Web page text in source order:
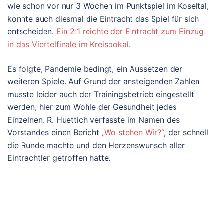
wie schon vor nur 3 Wochen im Punktspiel im Koseltal,
konnte auch diesmal die Eintracht das Spiel für sich
entscheiden. Ein 2:1 reichte der Eintracht zum Einzug
in das Viertelfinale im Kreispokal.
Es folgte, Pandemie bedingt, ein Aussetzen der
weiteren Spiele. Auf Grund der ansteigenden Zahlen
musste leider auch der Trainingsbetrieb eingestellt
werden, hier zum Wohle der Gesundheit jedes
Einzelnen. R. Huettich verfasste im Namen des
Vorstandes einen Bericht „Wo stehen Wir?“, der schnell
die Runde machte und den Herzenswunsch aller
Eintrachtler getroffen hatte.